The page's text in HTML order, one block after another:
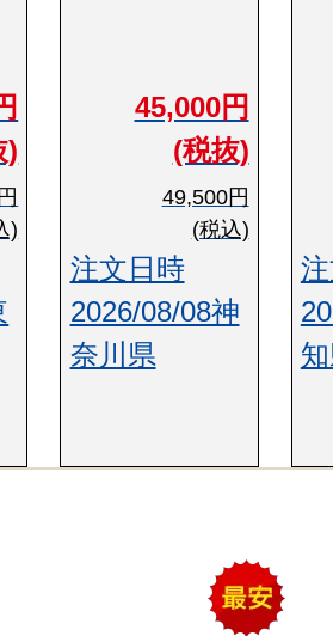
)
)
45,000円
(税抜)
49,500円
(税込)
注文日時
2026/08/08神
奈川県